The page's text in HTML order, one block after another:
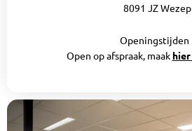
8091 JZ Wezep
Openingstijden
Open op afspraak, maak hier